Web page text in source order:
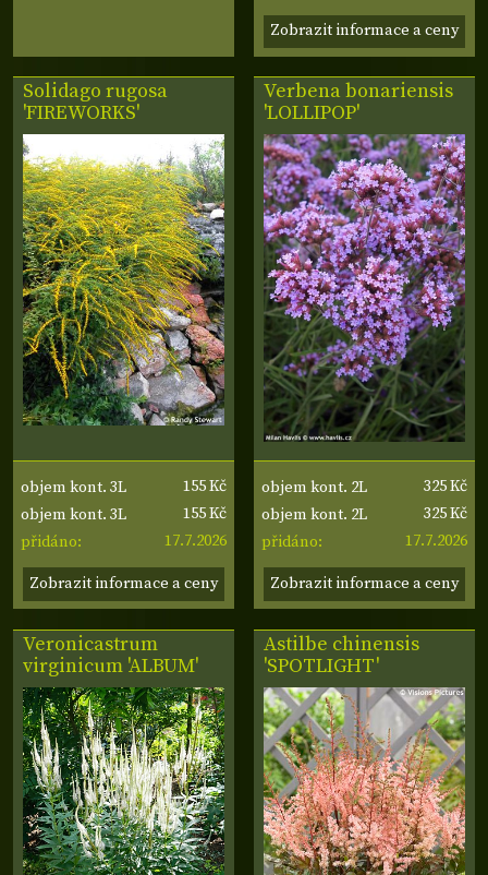
Zobrazit informace a ceny
Solidago rugosa
'FIREWORKS'
objem kont. 3L
155 Kč
objem kont. 3L
155 Kč
přidáno:
17.7.2026
Zobrazit informace a ceny
Verbena bonariensis
'LOLLIPOP'
objem kont. 2L
325 Kč
objem kont. 2L
325 Kč
přidáno:
17.7.2026
Zobrazit informace a ceny
Veronicastrum
virginicum 'ALBUM'
Astilbe chinensis
'SPOTLIGHT'